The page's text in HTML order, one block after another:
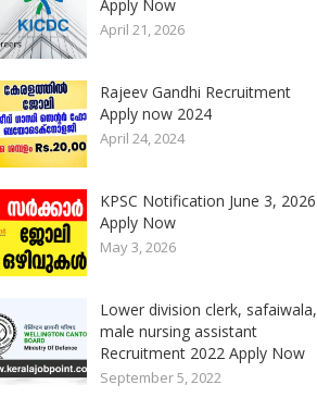
Apply Now
April 21, 2026
Rajeev Gandhi Recruitment
Apply now 2024
April 24, 2024
KPSC Notification June 3, 2026
Apply Now
May 3, 2026
Lower division clerk, safaiwala,
male nursing assistant
Recruitment 2022 Apply Now
September 5, 2022